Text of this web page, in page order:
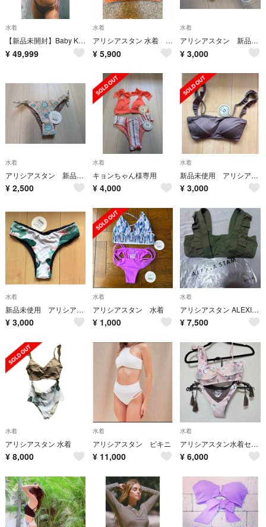
水着
【新品未開封】Baby Kiy アリシアスタンSugar Puff Lサイズ
¥ 49,999
水着
アリシアスタン 水着 ビキニ
¥ 5,900
水着
アリシアスタン 新品未使用品
¥ 3,000
水着
アリシアスタン 新品未使用品
¥ 2,500
水着
キョンちゃん様専用
¥ 4,000
水着
新品未使用 アリシアスタン 水着 トップス
¥ 3,000
水着
新品未使用 アリシアスタン 水着
¥ 3,000
水着
アリシアスタン 水着
¥ 1,000
水着
アリシアスタン ALEXIASTAM ビキニ
¥ 7,500
水着
アリシアスタン 水着
¥ 8,000
水着
アリシアスタン ビキニ
¥ 11,000
水着
アリシアスタン水着セット
¥ 6,000